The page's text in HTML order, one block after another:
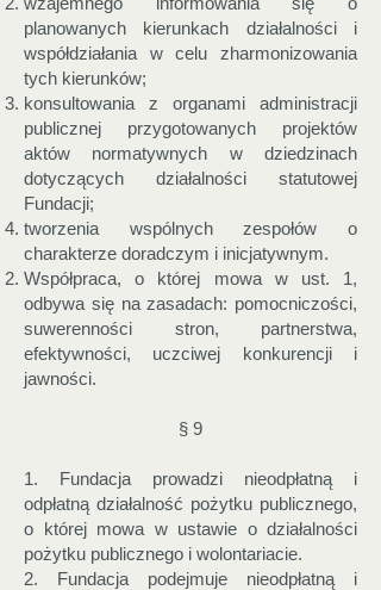
planowanych kierunkach działalności i
współdziałania w celu zharmonizowania
tych kierunków;
konsultowania z organami administracji
publicznej przygotowanych projektów
aktów normatywnych w dziedzinach
dotyczących działalności statutowej
Fundacji;
tworzenia wspólnych zespołów o
charakterze doradczym i inicjatywnym.
Współpraca, o której mowa w ust. 1,
odbywa się na zasadach: pomocniczości,
suwerenności stron, partnerstwa,
efektywności, uczciwej konkurencji i
jawności.
§ 9
1. Fundacja prowadzi nieodpłatną i
odpłatną działalność pożytku publicznego,
o której mowa w ustawie o działalności
pożytku publicznego i wolontariacie.
2. Fundacja podejmuje nieodpłatną i